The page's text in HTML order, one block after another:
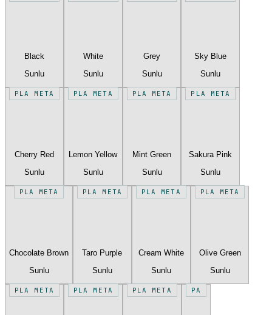
Black
Sunlu
White
Sunlu
Grey
Sunlu
Sky Blue
Sunlu
PLA META
Cherry Red
Sunlu
PLA META
Lemon Yellow
Sunlu
PLA META
Mint Green
Sunlu
PLA META
Sakura Pink
Sunlu
PLA META
Chocolate Brown
Sunlu
PLA META
Taro Purple
Sunlu
PLA META
Cream White
Sunlu
PLA META
Olive Green
Sunlu
PLA META PLA META PLA META PA